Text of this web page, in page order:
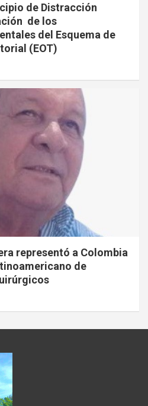
de Distracción
de los
del Esquema de
(EOT)
representó a Colombia
de